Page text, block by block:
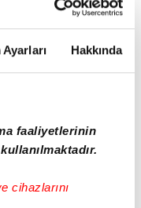
Hakkında
faaliyetlerinin
cihazlarını
ilkokul